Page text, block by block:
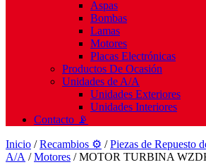
Aspas
Bombas
Lamas
Motores
Placas Electrónicas
Productos De Ocasión
Unidades de A/A
Unidades Exteriores
Unidades Interiores
Contacto 📡
Inicio /Recambios ⚙️ /Piezas de Repuesto
A/A /Motores / MOTOR TURBINA